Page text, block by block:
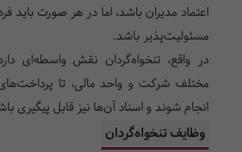
اعتماد مدیران باشد، اما در هر صورت باید
مسئولیت‌پذیر باشد.
در واقع، تنخواه‌گردان نقش واسطه‌ای
مختلف شرکت و واحد مالی، تا
انجام شوند و اسناد آن‌ها نیز قابل پیگیری
وظایف تنخواه‌گردان